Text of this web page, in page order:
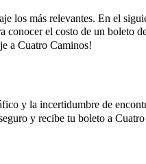
más relevantes. En el
conocer el costo de un boleto
a Cuatro Caminos!
y la incertidumbre de
y recibe tu boleto a